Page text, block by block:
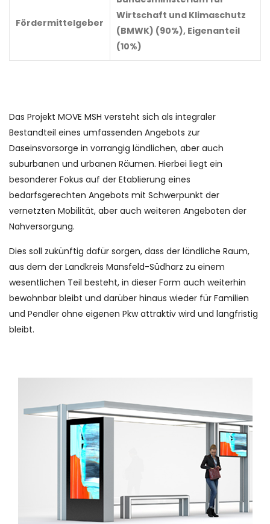
Fördermittelgeber
Wirtschaft und Klimaschutz
(BMWK) (90%), Eigenanteil
(10%)
Das Projekt MOVE MSH versteht sich als integraler
Bestandteil eines umfassenden Angebots zur
Daseinsvorsorge in vorrangig ländlichen, aber auch
suburbanen und urbanen Räumen. Hierbei liegt ein
besonderer Fokus auf der Etablierung eines
bedarfsgerechten Angebots mit Schwerpunkt der
vernetzten Mobilität, aber auch weiteren Angeboten der
Nahversorgung.
Dies soll zukünftig dafür sorgen, dass der ländliche Raum,
aus dem der Landkreis Mansfeld-Südharz zu einem
wesentlichen Teil besteht, in dieser Form auch weiterhin
bewohnbar bleibt und darüber hinaus wieder für Familien
und Pendler ohne eigenen Pkw attraktiv wird und langfristig
bleibt.